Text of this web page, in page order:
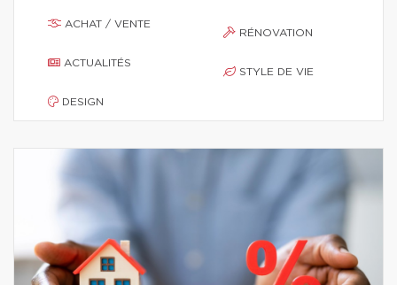
ACHAT / VENTE
ACTUALITÉS
DESIGN
RÉNOVATION
STYLE DE VIE